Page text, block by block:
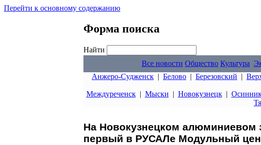
Перейти к основному содержанию
Форма поиска
Найти
Все новости Общество Культура
Анжеро-Судженск | Белово | Березовский |
Междуреченск| Мыски | Новокузнецк|
На Новокузнецком алюминиевом
первый в РУСАЛе Модульный